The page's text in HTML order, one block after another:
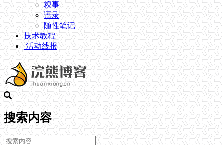
糗事
语录
随性笔记
技术教程
活动线报
搜索内容